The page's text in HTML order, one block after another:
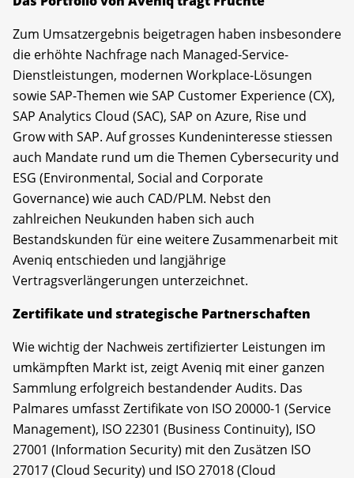
Zum Umsatzergebnis beigetragen haben insbesondere
die erhöhte Nachfrage nach Managed-Service-
Dienstleistungen, modernen Workplace-Lösungen
sowie SAP-Themen wie SAP Customer Experience (CX),
SAP Analytics Cloud (SAC), SAP on Azure, Rise und
Grow with SAP. Auf grosses Kundeninteresse stiessen
auch Mandate rund um die Themen Cybersecurity und
ESG (Environmental, Social and Corporate
Governance) wie auch CAD/PLM. Nebst den
zahlreichen Neukunden haben sich auch
Bestandskunden für eine weitere Zusammenarbeit mit
Aveniq entschieden und langjährige
Vertragsverlängerungen unterzeichnet.
Zertifikate und strategische Partnerschaften
Wie wichtig der Nachweis zertifizierter Leistungen im
umkämpften Markt ist, zeigt Aveniq mit einer ganzen
Sammlung erfolgreich bestandender Audits. Das
Palmares umfasst Zertifikate von ISO 20000-1 (Service
Management), ISO 22301 (Business Continuity), ISO
27001 (Information Security) mit den Zusätzen ISO
27017 (Cloud Security) und ISO 27018 (Cloud